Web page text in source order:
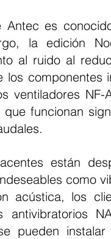
la edición
al ruido al
los componentes
ventiladores
funcionan
como
acústica, los
antivibratorios
pueden